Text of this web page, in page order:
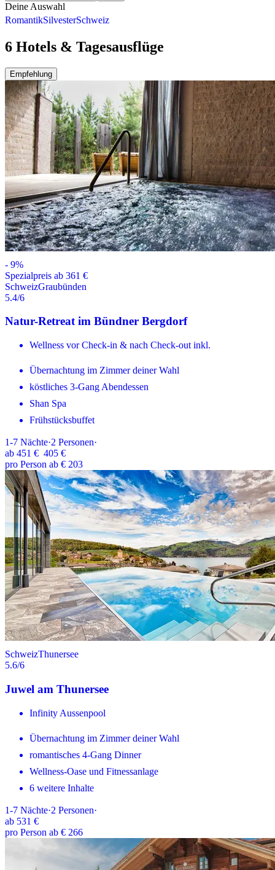
Deine Auswahl
RomantikSilvesterSchweiz
6 Hotels & Tagesausflüge
Empfehlung
- 9%
Spezialpreis ab 361 €
SchweizGraubünden
5.4/6
Natur-Retreat im Bündner Bergdorf
Wellness vor Check-in & nach Check-out inkl.
Übernachtung im Zimmer deiner Wahl
köstliches 3-Gang Abendessen
Shan Spa
Frühstücksbuffet
1-7 Nächte·2 Personen·
ab 451 € 405 €
pro Person ab € 203
SchweizThunersee
5.6/6
Juwel am Thunersee
Infinity Aussenpool
Übernachtung im Zimmer deiner Wahl
romantisches 4-Gang Dinner
Wellness-Oase und Fitnessanlage
6 weitere Inhalte
1-7 Nächte·2 Personen·
ab 531 €
pro Person ab € 266